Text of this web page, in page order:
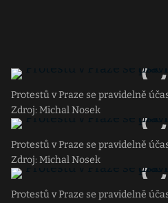
Protestů v Praze se pravidelně
Zdroj: Michal Nosek
Protestů v Praze se pravidelně
Zdroj: Michal Nosek
Protestů v Praze se pravidelně